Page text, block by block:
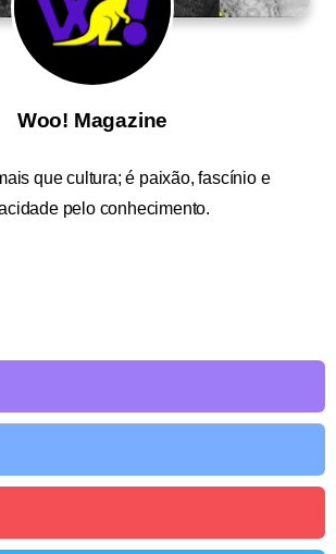
Woo! Magazine
que cultura; é paixão, fascínio e
pelo conhecimento.